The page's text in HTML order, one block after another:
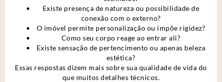
Existe presença de natureza ou possibilidade de
conexão com o externo?
O imóvel permite personalização ou impõe rigidez?
Como seu corpo reage ao entrar ali?
Existe sensação de pertencimento ou apenas beleza
estética?
Essas respostas dizem mais sobre sua qualidade de vida do
que muitos detalhes técnicos.